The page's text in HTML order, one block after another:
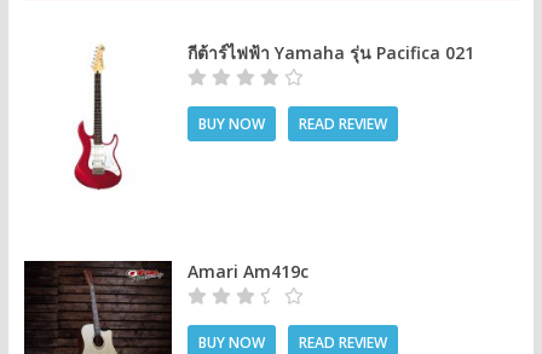
กีต้าร์ไฟฟ้า Yamaha รุ่น Pacifica 021
BUY NOW READ REVIEW
Amari Am419c
BUY NOW READ REVIEW